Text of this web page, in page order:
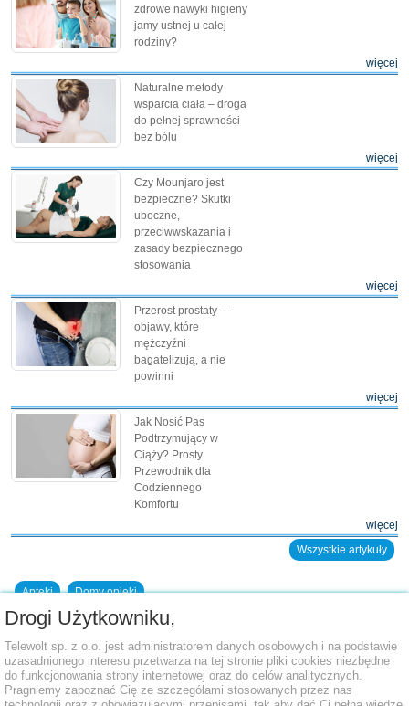
zdrowe nawyki higieny
jamy ustnej u całej
rodziny?
więcej
Naturalne metody
wsparcia ciała – droga
do pełnej sprawności
bez bólu
więcej
Czy Mounjaro jest
bezpieczne? Skutki
uboczne,
przeciwwskazania i
zasady bezpiecznego
stosowania
więcej
Przerost prostaty —
objawy, które
mężczyźni
bagatelizują, a nie
powinni
więcej
Jak Nosić Pas
Podtrzymujący w
Ciąży? Prosty
Przewodnik dla
Codziennego
Komfortu
więcej
Wszystkie artykuły
Apteki Domy opieki
Dodaj placówkę do bazy
Drogi Użytkowniku,
Telewolt sp. z o.o. jest administratorem danych osobowych i na podstawie
uzasadnionego interesu przetwarza na tej stronie pliki cookies niezbędne
do funkcjonowania strony internetowej oraz do celów analitycznych.
Pragniemy zapoznać Cię ze szczegółami stosowanych przez nas